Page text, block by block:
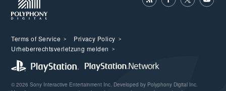
Terms of Service
Privacy Policy
Urheberrechtsverletzung melden
© 2026 Sony Interactive Entertainment Inc. Developed by Polyphony Digital Inc.